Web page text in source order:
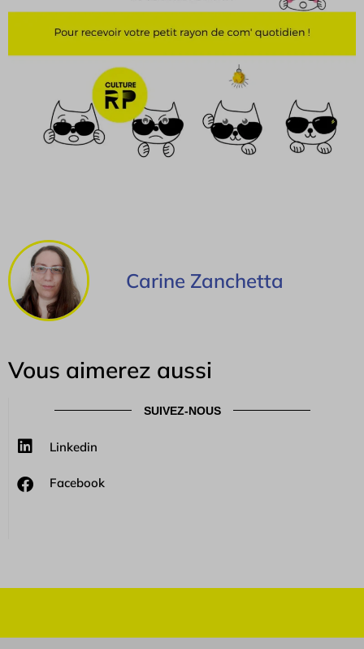
Carine Zanchetta
Vous aimerez aussi
SUIVEZ-NOUS
Linkedin
Facebook